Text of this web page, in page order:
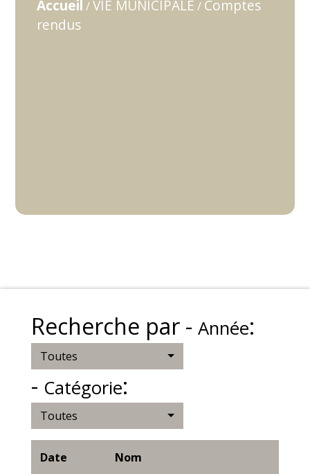
Accueil /VIE MUNICIPALE / Comptes
rendus
Recherche par - Année:
Toutes
- Catégorie:
Toutes
Date Nom